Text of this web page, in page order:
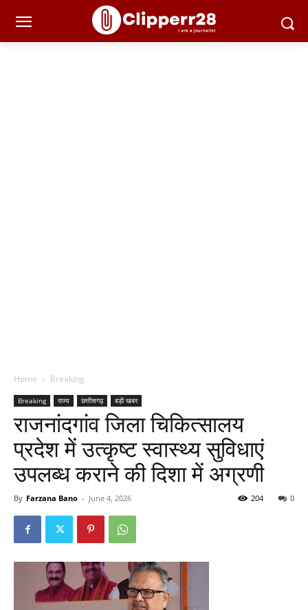
Home Breaking
Breaking राज्य छत्तीसगढ़ बड़ी खबर
राजनांदगांव जिला चिकित्सालय
प्रदेश में उत्कृष्ट स्वास्थ्य सुविधाएं
उपलब्ध कराने की दिशा में अग्रणी
By Farzana Bano - June 4, 2026 0
204